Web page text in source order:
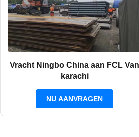
Vracht Ningbo China aan FCL Van
karachi
NU AANVRAGEN